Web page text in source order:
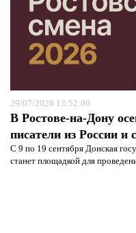
29/07/2026 13:52:00
В Ростове-на-Дону
писатели из России и
С 9 по 19 сентября Донская
станет площадкой для